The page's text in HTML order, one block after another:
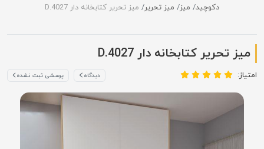
دکوچید میز میز تحریر میز تحریر کتابخانه دار D.4027
میز تحریر کتابخانه دار D.4027
امتیاز: دیدگاه پرسشی ثبت نشده